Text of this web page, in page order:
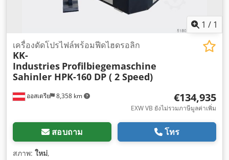
1 / 1
ออสเตรีย 8,358 km
เครื่องดัดโปรไฟล์พร้อมฟีดไฮดรอลิก
KK-
Industries Profilbiegemaschine
Sahinler HPK-160 DP ( 2 Speed)
€134,935
EXW VB ยังไม่รวมภาษีมูลค่าเพิ่ม
สอบถาม โทร
สภาพ: ใหม่,